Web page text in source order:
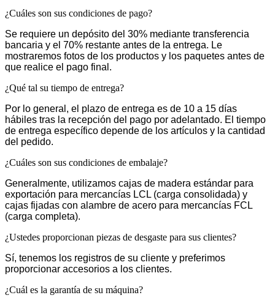
¿Cuáles son sus condiciones de pago?
Se requiere un depósito del 30% mediante transferencia
bancaria y el 70% restante antes de la entrega. Le
mostraremos fotos de los productos y los paquetes antes de
que realice el pago final.
¿Qué tal su tiempo de entrega?
Por lo general, el plazo de entrega es de 10 a 15 días
hábiles tras la recepción del pago por adelantado. El tiempo
de entrega específico depende de los artículos y la cantidad
del pedido.
¿Cuáles son sus condiciones de embalaje?
Generalmente, utilizamos cajas de madera estándar para
exportación para mercancías LCL (carga consolidada) y
cajas fijadas con alambre de acero para mercancías FCL
(carga completa).
¿Ustedes proporcionan piezas de desgaste para sus clientes?
Sí, tenemos los registros de su cliente y preferimos
proporcionar accesorios a los clientes.
¿Cuál es la garantía de su máquina?